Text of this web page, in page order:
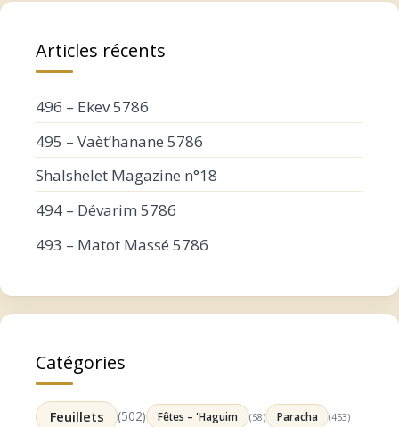
Articles récents
496 – Ekev 5786
495 – Vaèt’hanane 5786
Shalshelet Magazine n°18
494 – Dévarim 5786
493 – Matot Massé 5786
Catégories
Feuillets (502) Fêtes – 'Haguim (58) Paracha (453)